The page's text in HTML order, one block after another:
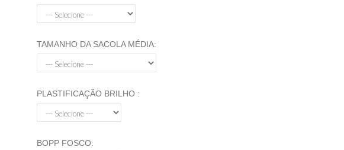
TAMANHO DA SACOLA MÉDIA:
PLASTIFICAÇÃO BRILHO :
BOPP FOSCO: